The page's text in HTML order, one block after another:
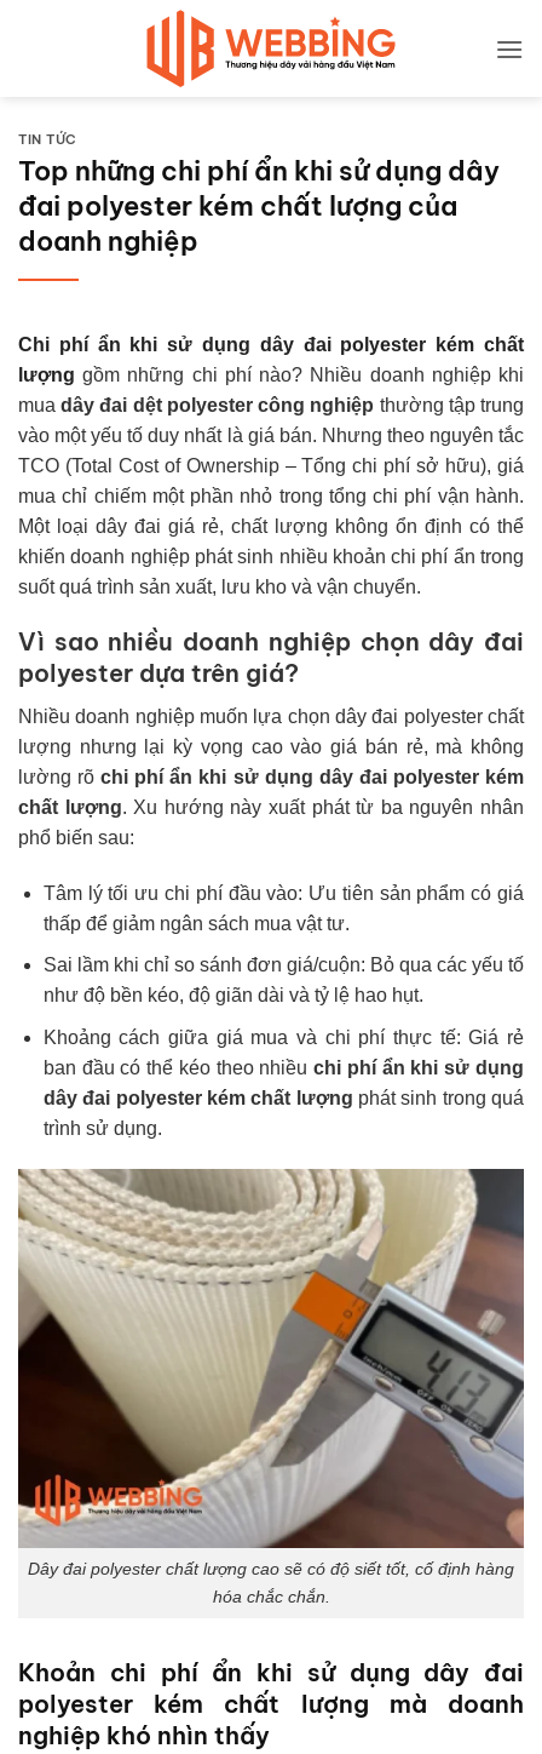
TIN TỨC
Top những chi phí ẩn khi sử dụng dây
đai polyester kém chất lượng của
doanh nghiệp
Chi phí ẩn khi sử dụng dây đai polyester kém chất
lượng gồm những chi phí nào? Nhiều doanh nghiệp khi
muadây đai dệt polyester công nghiệp thường tập trung
vào một yếu tố duy nhất là giá bán. Nhưng theo nguyên tắc
TCO (Total Cost of Ownership – Tổng chi phí sở hữu), giá
mua chỉ chiếm một phần nhỏ trong tổng chi phí vận hành.
Một loại dây đai giá rẻ, chất lượng không ổn định có thể
khiến doanh nghiệp phát sinh nhiều khoản chi phí ẩn trong
suốt quá trình sản xuất, lưu kho và vận chuyển.
Vì sao nhiều doanh nghiệp chọn dây đai
polyester dựa trên giá?
Nhiều doanh nghiệp muốn lựa chọn dây đai polyester chất
lượng nhưng lại kỳ vọng cao vào giá bán rẻ, mà không
lường rõchi phí ẩn khi sử dụng dây đai polyester kém
chất lượng. Xu hướng này xuất phát từ ba nguyên nhân
phổ biến sau:
Tâm lý tối ưu chi phí đầu vào: Ưu tiên sản phẩm có giá
thấp để giảm ngân sách mua vật tư.
Sai lầm khi chỉ so sánh đơn giá/cuộn: Bỏ qua các yếu tố
như độ bền kéo, độ giãn dài và tỷ lệ hao hụt.
Khoảng cách giữa giá mua và chi phí thực tế: Giá rẻ
ban đầu có thể kéo theo nhiềuchi phí ẩn khi sử dụng
dây đai polyester kém chất lượng phát sinh trong quá
trình sử dụng.
Dây đai polyester chất lượng cao sẽ có độ siết tốt, cố định hàng
hóa chắc chắn.
Khoản chi phí ẩn khi sử dụng dây đai
polyester kém chất lượng mà doanh
nghiệp khó nhìn thấy